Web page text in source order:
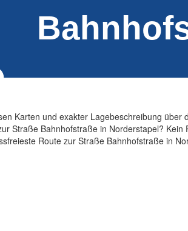
Karten und exakter Lagebeschreibung über
Straße Bahnhofstraße in Norderstapel? Kein
Route zur Straße Bahnhofstraße in